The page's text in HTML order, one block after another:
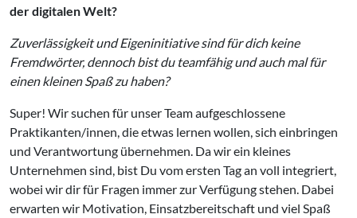
der digitalen Welt?
Zuverlässigkeit und Eigeninitiative sind für dich keine
Fremdwörter, dennoch bist du teamfähig und auch mal für
einen kleinen Spaß zu haben?
Super! Wir suchen für unser Team aufgeschlossene
Praktikanten/innen, die etwas lernen wollen, sich einbringen
und Verantwortung übernehmen. Da wir ein kleines
Unternehmen sind, bist Du vom ersten Tag an voll integriert,
wobei wir dir für Fragen immer zur Verfügung stehen. Dabei
erwarten wir Motivation, Einsatzbereitschaft und viel Spaß